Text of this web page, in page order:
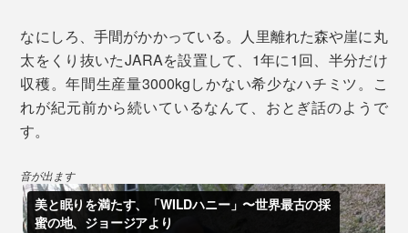
＜ミツバチ花粉＞
ミツバチ花粉とは、ミツバチが花から採取した花粉を唾
液と蜜でだんご状にまとめ、巣へ持ち帰ったもの。タン
パク質、ビタミン、ミネラル、アミノ酸などが豊富に含
まれ、女王蜂を育てるためのローヤルゼリーの原料や、
なにしろ、手間がかかっている。人里離れた森や崖に丸
太をくり抜いたJARAを設置して、1年に1回、半分だけ
収穫。年間生産量3000kgしかない希少なハチミツ。こ
れが紀元前から続いているなんて、おとぎ話のようで
す。
音が出ます